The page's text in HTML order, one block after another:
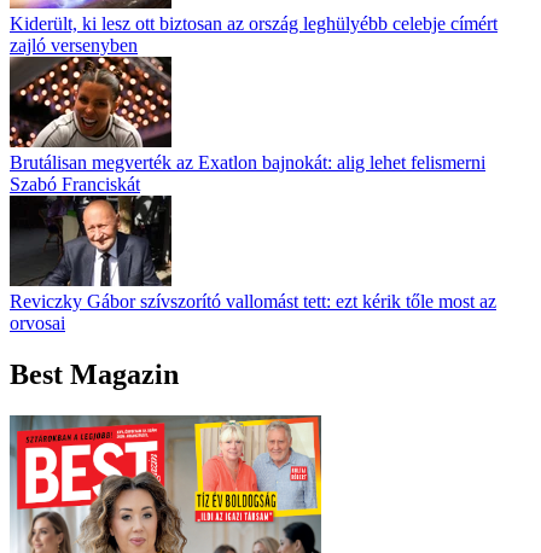
Kiderült, ki lesz ott biztosan az ország leghülyébb celebje címért
zajló versenyben
Brutálisan megverték az Exatlon bajnokát: alig lehet felismerni
Szabó Franciskát
Reviczky Gábor szívszorító vallomást tett: ezt kérik tőle most az
orvosai
Best Magazin